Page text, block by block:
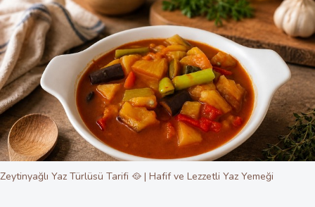
Zeytinyağlı Yaz Türlüsü Tarifi 🥘 | Hafif ve Lezzetli Yaz Yemeği